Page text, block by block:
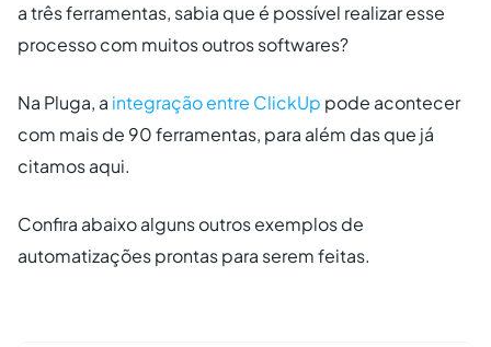
a três ferramentas, sabia que é possível realizar esse
processo com muitos outros softwares?
Na Pluga, a integração entre ClickUp pode acontecer
com mais de 90 ferramentas, para além das que já
citamos aqui.
Confira abaixo alguns outros exemplos de
automatizações prontas para serem feitas.